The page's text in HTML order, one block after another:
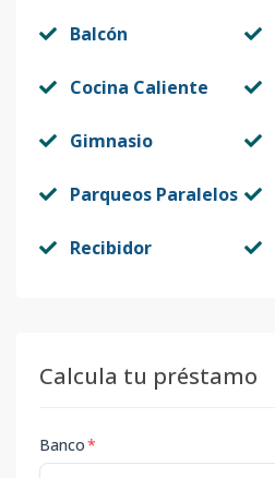
Balcón
Cocina Caliente
Gimnasio
Parqueos Paralelos
Recibidor
Calcula tu préstamo
Banco*